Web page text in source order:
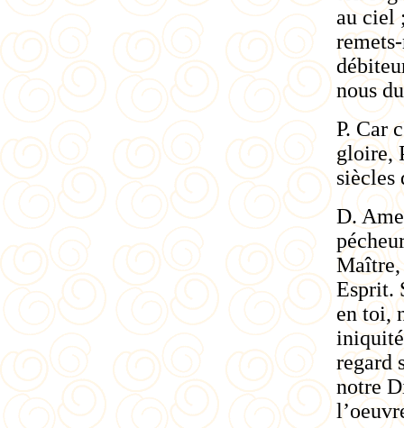
au ciel
nous
P. Car
gloire,
siècles
D.
Maître,
Esprit.
en toi,
regard
notre